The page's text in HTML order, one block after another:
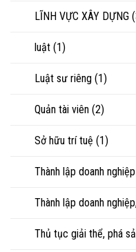
LĨNH VỰC XÂY DỰNG
luật (1)
Luật sư riêng (1)
Quản tài viên (2)
Sở hữu trí tuệ (1)
Thành lập doanh
Thành lập doanh
Thủ tục giải thể, phá